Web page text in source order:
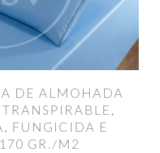
DE ALMOHADA
FUNGICIDA E
GR./M2